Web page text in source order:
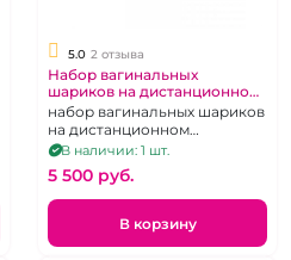
5.0 2 отзыва
Набор вагинальных
шариков на дистанционном
управлении
набор вагинальных шариков
на дистанционном
управлении
В наличии: 1 шт.
5 500 pуб.
В корзину